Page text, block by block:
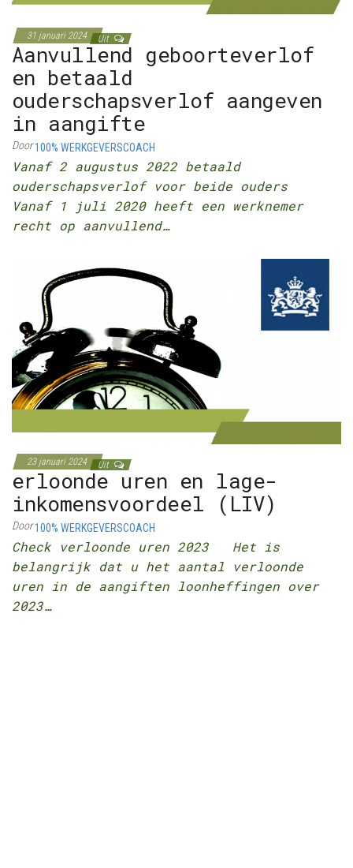
31 januari 2024 Uit
Aanvullend geboorteverlof
en betaald
ouderschapsverlof aangeven
in aangifte
Door100% WERKGEVERSCOACH
Vanaf 2 augustus 2022 betaald
ouderschapsverlof voor beide ouders
Vanaf 1 juli 2020 heeft een werknemer
recht op aanvullend…
23 januari 2024 Uit
erloonde uren en lage-
inkomensvoordeel (LIV)
Door100% WERKGEVERSCOACH
Check verloonde uren 2023 Het is
belangrijk dat u het aantal verloonde
uren in de aangiften loonheffingen over
2023…